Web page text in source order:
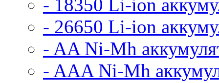
- 18350 Li-ion
- 26650 Li-ion
- AA Ni-Mh
- AAA Ni-Mh